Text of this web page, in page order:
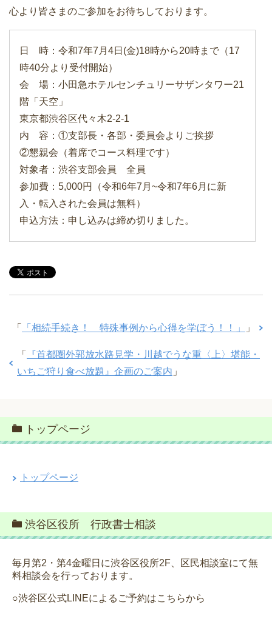
心より皆さまのご参加をお待ちしております。
日 時：令和7年7月4日(金)18時から20時まで（17
時40分より受付開始）
会 場：小田急ホテルセンチュリーサザンタワー21
階「天空」
東京都渋谷区代々木2-2-1
内 容：①支部長・各部・委員会よりご挨拶
②懇親会（着席でコース料理です）
対象者：渋谷支部会員 全員
参加費：5,000円（令和6年7月~令和7年6月に新
入・転入された会員は無料）
申込方法：申し込みは締め切りました。
「 「相続手続き！ 特殊事例から心得を学ぼう！！」 」
「
『首都圏外郭放水路見学・川越でうな重〈上〉堪能・
いちご狩り食べ放題』企画のご案内 」
トップページ
トップページ
渋谷区役所 行政書士相談
毎月第2・第4金曜日に渋谷区役所2F、区民相談室にて無
料相談会を行っております。
○渋谷区公式LINEによるご予約はこちらから